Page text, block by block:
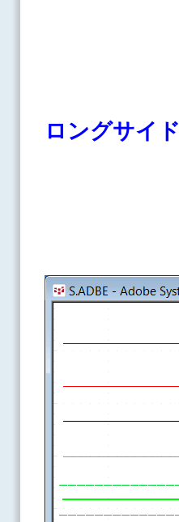
ロングサイド